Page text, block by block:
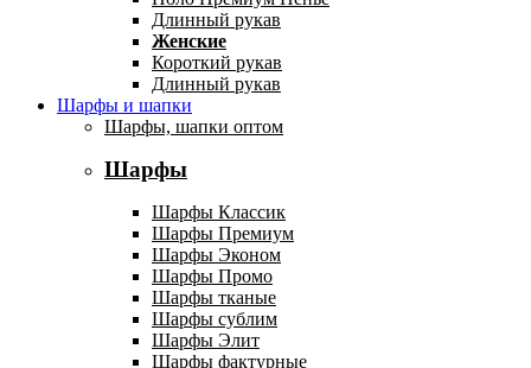
Длинный рукав
Женские
Короткий рукав
Длинный рукав
Шарфы и шапки
Шарфы, шапки оптом
Шарфы
Шарфы Классик
Шарфы Премиум
Шарфы Эконом
Шарфы Промо
Шарфы тканые
Шарфы сублим
Шарфы Элит
Шарфы фактурные